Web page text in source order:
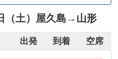
土） 屋久島 → 山形
出発 到着 空席